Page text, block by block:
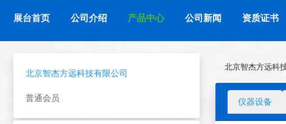
展台首页 公司介绍 产品中心 公司新闻 资质证书
北京智杰方远科技有限公司
普通会员
北京智杰方远科
仪器设备